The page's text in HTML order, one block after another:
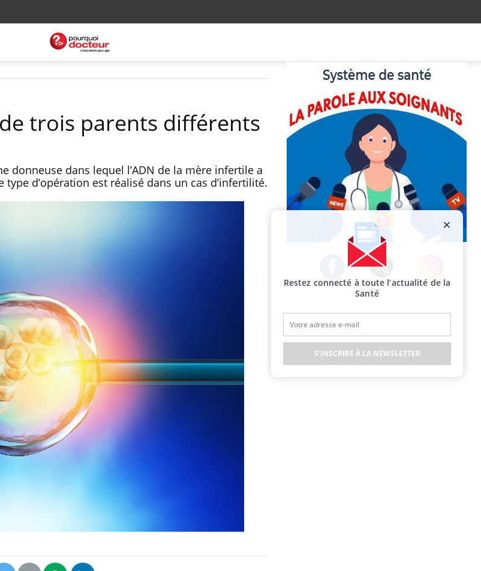
trois parents différents
donneuse dans lequel l’ADN de la mère infertile a
d’opération est réalisé dans un cas d’infertilité.
Facebook Twitter Instagram
Restez connecté à toute l’actualité de la
Santé
S'INSCRIRE À LA NEWSLETTER